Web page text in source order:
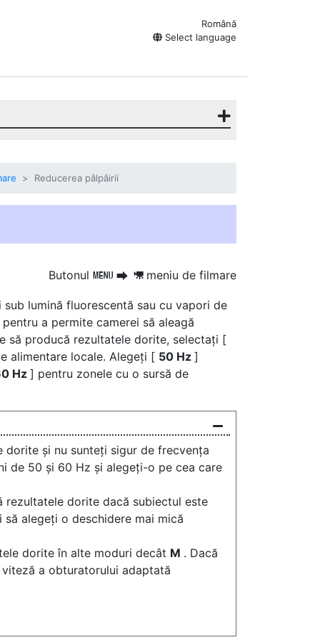
Română
Select language
Reducerea pâlpâirii
Butonul G U 1 meniu de filmare
lumină fluorescentă sau cu vapori de
a permite camerei să aleagă
să producă rezultatele dorite, selectați [
alimentare locale. Alegeți [ 50 Hz ]
Hz ] pentru zonele cu o sursă de
dorite și nu sunteți sigur de frecvența
de 50 și 60 Hz și alegeți-o pe cea care
rezultatele dorite dacă subiectul este
alegeți o deschidere mai mică
dorite în alte moduri decât M . Dacă
a obturatorului adaptată